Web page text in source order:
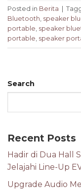
Posted in Berita
Bluetooth, speaker
portable, speaker
portable, speaker
Search
Recent Posts
Hadir di Dua Hall
Jelajahi Line-Up
Upgrade Audio